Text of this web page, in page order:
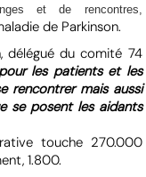
et de rencontres,
de Parkinson.
délégué du comité 74
les patients et les
rencontrer mais aussi
se posent les aidants
touche 270.000
1.800.